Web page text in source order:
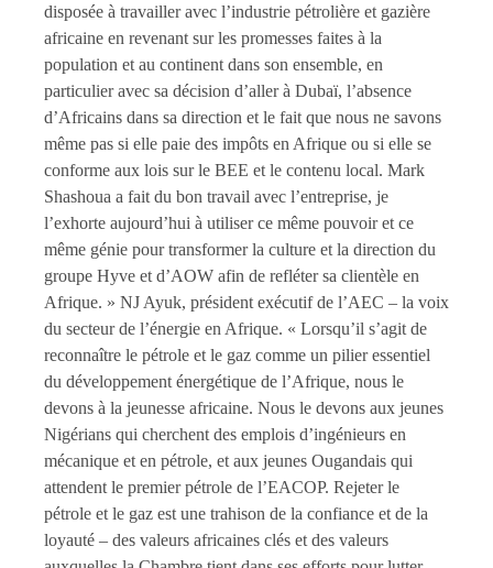
disposée à travailler avec l’industrie pétrolière et gazière
africaine en revenant sur les promesses faites à la
population et au continent dans son ensemble, en
particulier avec sa décision d’aller à Dubaï, l’absence
d’Africains dans sa direction et le fait que nous ne savons
même pas si elle paie des impôts en Afrique ou si elle se
conforme aux lois sur le BEE et le contenu local. Mark
Shashoua a fait du bon travail avec l’entreprise, je
l’exhorte aujourd’hui à utiliser ce même pouvoir et ce
même génie pour transformer la culture et la direction du
groupe Hyve et d’AOW afin de refléter sa clientèle en
Afrique. » NJ Ayuk, président exécutif de l’AEC – la voix
du secteur de l’énergie en Afrique. « Lorsqu’il s’agit de
reconnaître le pétrole et le gaz comme un pilier essentiel
du développement énergétique de l’Afrique, nous le
devons à la jeunesse africaine. Nous le devons aux jeunes
Nigérians qui cherchent des emplois d’ingénieurs en
mécanique et en pétrole, et aux jeunes Ougandais qui
attendent le premier pétrole de l’EACOP. Rejeter le
pétrole et le gaz est une trahison de la confiance et de la
loyauté – des valeurs africaines clés et des valeurs